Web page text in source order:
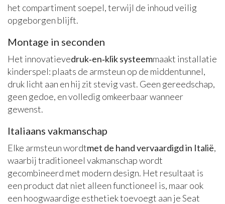
het compartiment soepel, terwijl de inhoud veilig
opgeborgen blijft.
Montage in seconden
Het innovatievedruk‑en‑klik systeemmaakt installatie
kinderspel: plaats de armsteun op de middentunnel,
druk licht aan en hij zit stevig vast. Geen gereedschap,
geen gedoe, en volledig omkeerbaar wanneer
gewenst.
Italiaans vakmanschap
Elke armsteun wordtmet de hand vervaardigd in Italië,
waarbij traditioneel vakmanschap wordt
gecombineerd met modern design. Het resultaat is
een product dat niet alleen functioneel is, maar ook
een hoogwaardige esthetiek toevoegt aan je Seat